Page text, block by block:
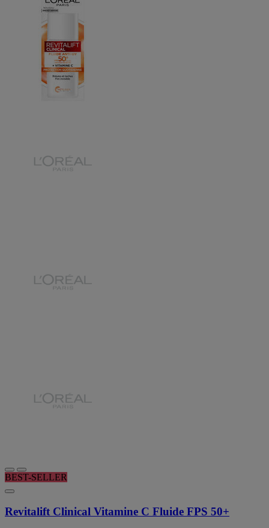
BEST-SELLER
Revitalift Clinical Vitamine C Fluide FPS 50+